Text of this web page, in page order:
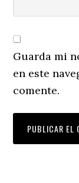
Guarda mi
en este
comente.